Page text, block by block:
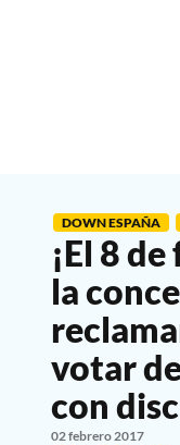
DOWN ESPAÑA
¡El 8
la
votar
con
02 febrero 2017